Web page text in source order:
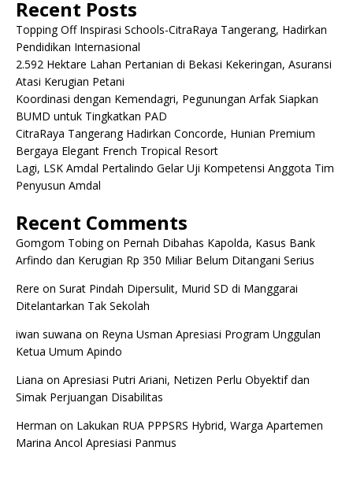
Recent Posts
Topping Off Inspirasi Schools-CitraRaya Tangerang, Hadirkan
Pendidikan Internasional
2.592 Hektare Lahan Pertanian di Bekasi Kekeringan, Asuransi
Atasi Kerugian Petani
Koordinasi dengan Kemendagri, Pegunungan Arfak Siapkan
BUMD untuk Tingkatkan PAD
CitraRaya Tangerang Hadirkan Concorde, Hunian Premium
Bergaya Elegant French Tropical Resort
Lagi, LSK Amdal Pertalindo Gelar Uji Kompetensi Anggota Tim
Penyusun Amdal
Recent Comments
Gomgom Tobingon Pernah Dibahas Kapolda, Kasus Bank
Arfindo dan Kerugian Rp 350 Miliar Belum Ditangani Serius
Rere on Surat Pindah Dipersulit, Murid SD di Manggarai
Ditelantarkan Tak Sekolah
iwan suwana on Reyna Usman Apresiasi Program Unggulan
Ketua Umum Apindo
Liana on Apresiasi Putri Ariani, Netizen Perlu Obyektif dan
Simak Perjuangan Disabilitas
Herman on Lakukan RUA PPPSRS Hybrid, Warga Apartemen
Marina Ancol Apresiasi Panmus